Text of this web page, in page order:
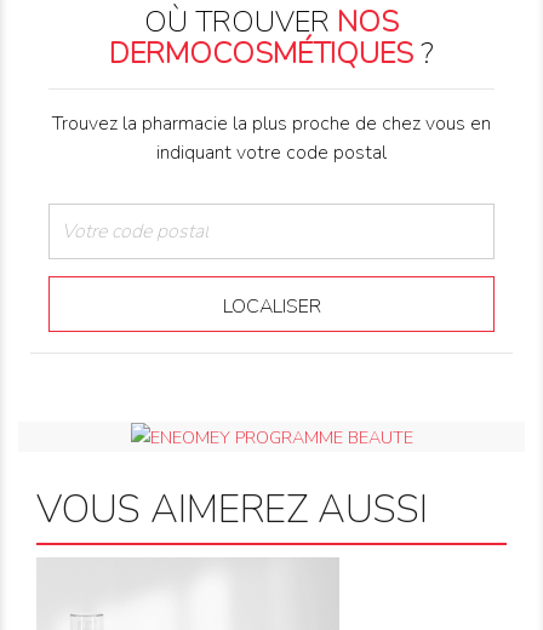
OÙ TROUVER NOS
DERMOCOSMÉTIQUES?
Trouvez la pharmacie la plus proche de chez vous en
indiquant votre code postal
LOCALISER
VOUS AIMEREZ AUSSI